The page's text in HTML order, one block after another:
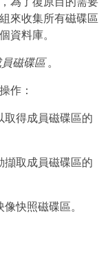
來收集所有磁碟區
資料庫。
員磁碟區。
作：
取得成員磁碟區的
擷取成員磁碟區的
快照磁碟區。